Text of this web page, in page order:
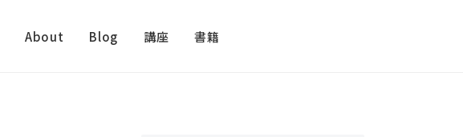
About Blog 講座 書籍